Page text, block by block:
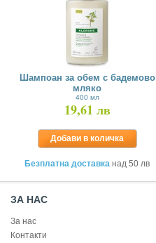
Шампоан за обем с бадемово
мляко
400 мл
19,61 лв
Добави в количка
Безплатна доставка над 50 лв
ЗА НАС
За нас
Контакти